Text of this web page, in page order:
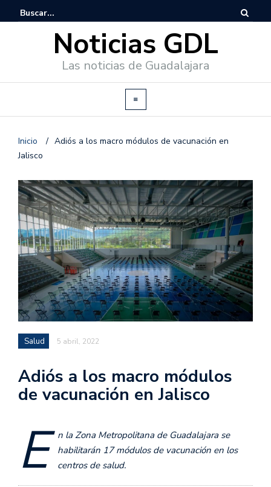
Noticias GDL
Las noticias de Guadalajara
Inicio / Adiós a los macro módulos de vacunación en
Jalisco
Salud 5 abril, 2022
Adiós a los macro módulos
de vacunación en Jalisco
E
n la Zona Metropolitana de Guadalajara se
habilitarán 17 módulos de vacunación en los
centros de salud.